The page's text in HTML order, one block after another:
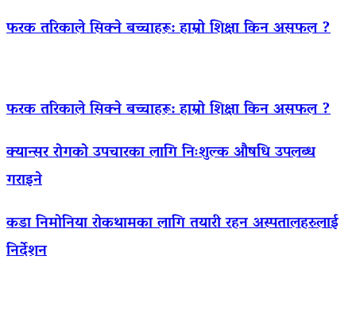
फरक तरिकाले सिक्ने बच्चाहरू: हाम्रो शिक्षा किन असफल ?
फरक तरिकाले सिक्ने बच्चाहरू: हाम्रो शिक्षा किन असफल ?
क्यान्सर रोगको उपचारका लागि निःशुल्क औषधि उपलब्ध
गराइने
कडा निमोनिया रोकथामका लागि तयारी रहन अस्पतालहरुलाई
निर्देशन